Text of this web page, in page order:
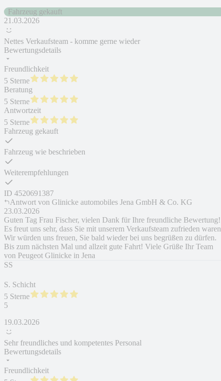
Fahrzeug gekauft
21.03.2026
Nettes Verkaufsteam - komme gerne wieder
Bewertungsdetails
Freundlichkeit
5 Sterne
Beratung
5 Sterne
Antwortzeit
5 Sterne
Fahrzeug gekauft
Fahrzeug wie beschrieben
Weiterempfehlungen
ID 4520691387
Antwort von Glinicke automobiles Jena GmbH & Co. KG
23.03.2026
Guten Tag Frau Fischer, vielen Dank für Ihre freundliche Bewertung!
Es freut uns sehr, dass Sie mit unserem Verkaufsteam zufrieden
Wir würden uns freuen, Sie bald wieder bei uns begrüßen zu dürfen.
Bis zum nächsten Mal und allzeit gute Fahrt! Viele Grüße Ihr Team
von Peugeot Glinicke in Jena
SS
S. Schicht
5 Sterne
5
19.03.2026
Sehr freundliches und kompetentes Personal
Bewertungsdetails
Freundlichkeit